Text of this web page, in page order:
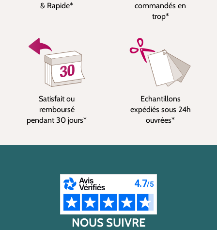
& Rapide*
commandés en
trop*
Satisfait ou
remboursé
pendant 30 jours*
Echantillons
expédiés sous 24h
ouvrées*
NOUS SUIVRE